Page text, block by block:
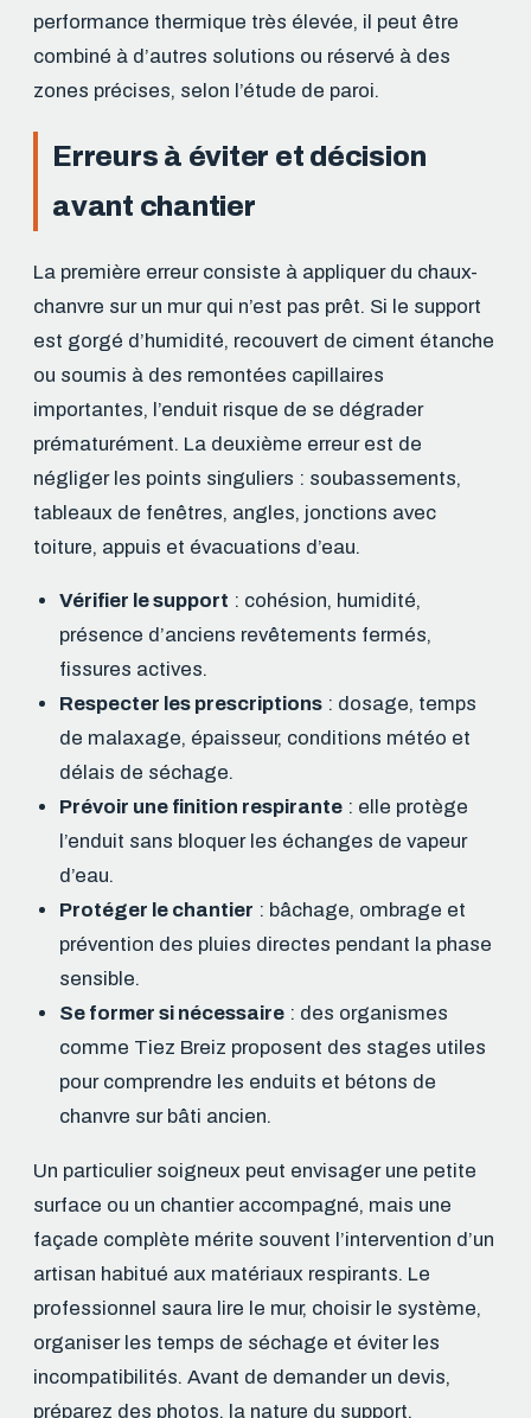
performance thermique très élevée, il peut être
combiné à d’autres solutions ou réservé à des
zones précises, selon l’étude de paroi.
Erreurs à éviter et décision
avant chantier
La première erreur consiste à appliquer du chaux-
chanvre sur un mur qui n’est pas prêt. Si le support
est gorgé d’humidité, recouvert de ciment étanche
ou soumis à des remontées capillaires
importantes, l’enduit risque de se dégrader
prématurément. La deuxième erreur est de
négliger les points singuliers : soubassements,
tableaux de fenêtres, angles, jonctions avec
toiture, appuis et évacuations d’eau.
Vérifier le support : cohésion, humidité,
présence d’anciens revêtements fermés,
fissures actives.
Respecter les prescriptions: dosage, temps
de malaxage, épaisseur, conditions météo et
délais de séchage.
Prévoir une finition respirante: elle protège
l’enduit sans bloquer les échanges de vapeur
d’eau.
Protéger le chantier : bâchage, ombrage et
prévention des pluies directes pendant la phase
sensible.
Se former si nécessaire: des organismes
comme Tiez Breiz proposent des stages utiles
pour comprendre les enduits et bétons de
chanvre sur bâti ancien.
Un particulier soigneux peut envisager une petite
surface ou un chantier accompagné, mais une
façade complète mérite souvent l’intervention d’un
artisan habitué aux matériaux respirants. Le
professionnel saura lire le mur, choisir le système,
organiser les temps de séchage et éviter les
incompatibilités. Avant de demander un devis,
préparez des photos, la nature du support,